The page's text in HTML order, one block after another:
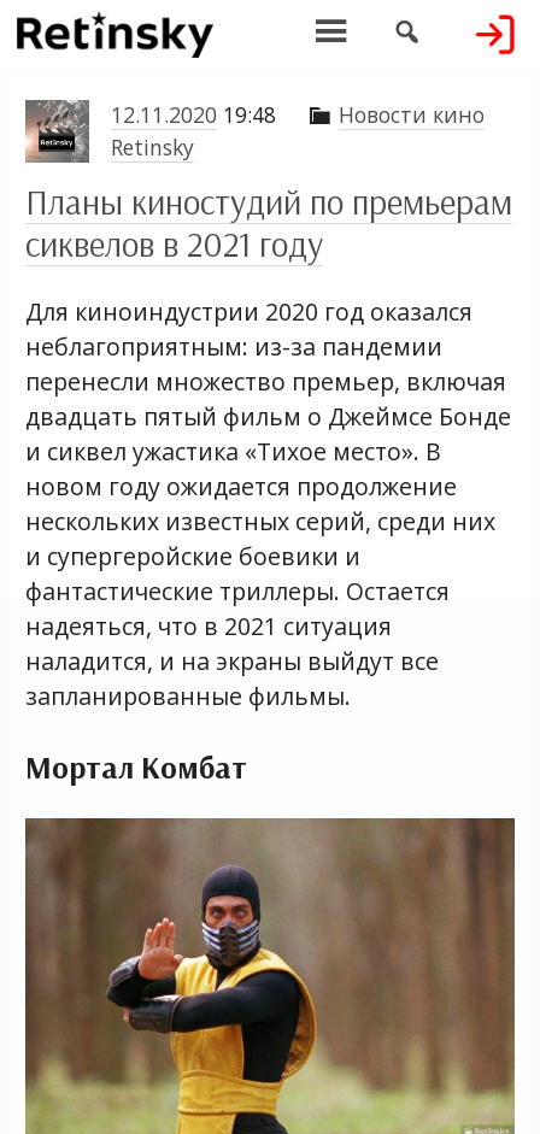
 
12.11.2020 19:48  Новости кино
Retinsky
Планы киностудий по премьерам
сиквелов в 2021 году
Для киноиндустрии 2020 год оказался
неблагоприятным: из-за пандемии
перенесли множество премьер, включая
двадцать пятый фильм о Джеймсе Бонде
и сиквел ужастика «Тихое место». В
новом году ожидается продолжение
нескольких известных серий, среди них
и супергеройские боевики и
фантастические триллеры. Остается
надеяться, что в 2021 ситуация
наладится, и на экраны выйдут все
запланированные фильмы.
Мортал Комбат